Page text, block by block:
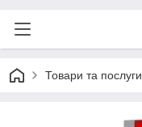
Товари та послуги